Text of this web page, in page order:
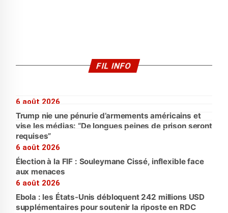
FIL INFO
6 août 2026
Trump nie une pénurie d’armements américains et
vise les médias: “De longues peines de prison seront
requises”
6 août 2026
Élection à la FIF : Souleymane Cissé, inflexible face
aux menaces
6 août 2026
Ebola : les États-Unis débloquent 242 millions USD
supplémentaires pour soutenir la riposte en RDC